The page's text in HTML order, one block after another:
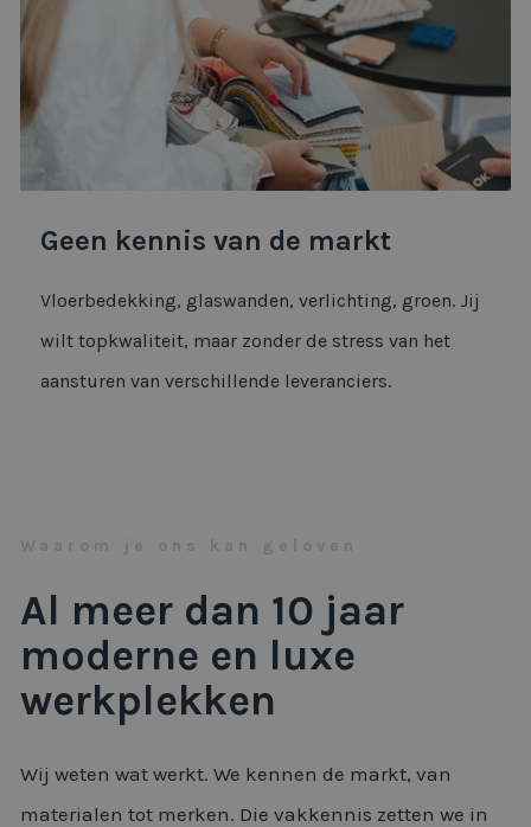
Geen kennis van de markt
Vloerbedekking, glaswanden, verlichting, groen. Jij
wilt topkwaliteit, maar zonder de stress van het
aansturen van verschillende leveranciers.
Waarom je ons kan geloven
Al meer dan 10 jaar
moderne en luxe
werkplekken
Wij weten wat werkt. We kennen de markt, van
materialen tot merken. Die vakkennis zetten we in